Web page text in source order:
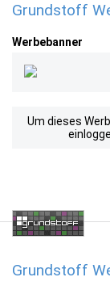
Grundstoff
Werbebanner
Um dieses
Grundstoff